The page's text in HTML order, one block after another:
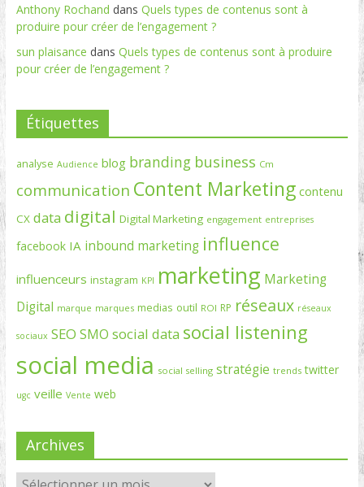
Anthony Rochand dans Quels types de contenus sont à
produire pour créer de l’engagement ?
sun plaisance dans Quels types de contenus sont à produire
pour créer de l’engagement ?
Étiquettes
analyse Audience blog branding business Cm
communication Content Marketing contenu
CX data digital Digital Marketing engagement entreprises
facebook IA inbound marketing influence
influenceurs instagram KPI marketing Marketing
Digital marque marques medias outil ROI RP réseaux réseaux
sociaux SEO SMO social data social listening
social media social selling stratégie trends twitter
ugc veille Vente web
Archives